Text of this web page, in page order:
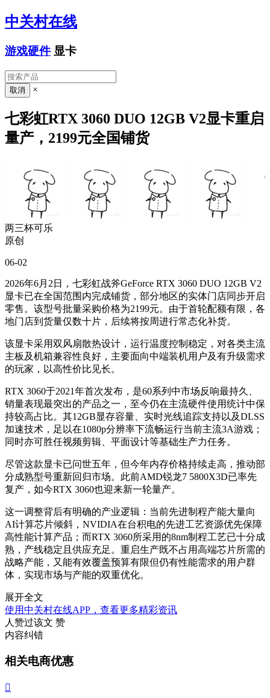
中关村在线
游戏硬件 显卡
×
七彩虹RTX 3060 DUO 12GB V2显卡重启
量产，2199元全国铺货
两三杯可乐
原创
06-02
2026年6月2日，七彩虹战斧GeForce RTX 3060 DUO 12GB V2
显卡已在全国范围内完成铺货，部分地区的实体门店同步开启
零售。该型号批量采购价格为2199元。由于首轮配额有限，各
地门店到货量仅数十片，后续将按周进行常态化补货。
该显卡采用双风扇散热设计，运行温度控制稳定，对各类主流
主板及机箱兼容性良好，主要面向中端装机用户及有升级需求
的玩家，以高性价比见长。
RTX 3060于2021年首次发布，是60系列中市场反响最持久、
销量表现最突出的产品之一，至今仍在主流硬件使用统计中保
持较高占比。其12GB显存容量、实时光线追踪支持以及DLSS
加速技术，足以在1080p分辨率下流畅运行当前主流3A游戏；
同时亦可胜任视频剪辑、平面设计等基础生产力任务。
尽管这款显卡已问世五年，但今年内存价格持续走高，推动部
分成熟型号重新回归市场。此前AMD锐龙7 5800X3D已率先
复产，如今RTX 3060也迎来新一轮量产。
这一调整背后有明确的产业逻辑：当前先进制程产能大量向
AI计算芯片倾斜，NVIDIA在台积电的先进工艺资源优先保障
高性能计算产品；而RTX 3060所采用的8nm制程工艺已十分成
熟，产线稳定且供应充足。重启生产既不占用高端芯片所需的
战略产能，又能有效覆盖预算有限但仍有性能需求的用户群
体，实现市场与产能的双重优化。
展开全文
使用中关村在线APP，查看更多精彩资讯
人赞过该文 赞
内容纠错
相关电商优惠
